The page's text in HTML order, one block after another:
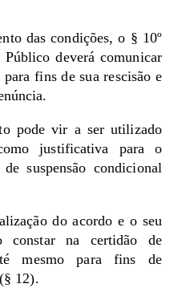
das condições, o § 10º
deverá comunicar
fins de sua rescisão e
pode vir a ser utilizado
justificativa para o
suspensão condicional
do acordo e o seu
constar na certidão de
mesmo para fins de
12).